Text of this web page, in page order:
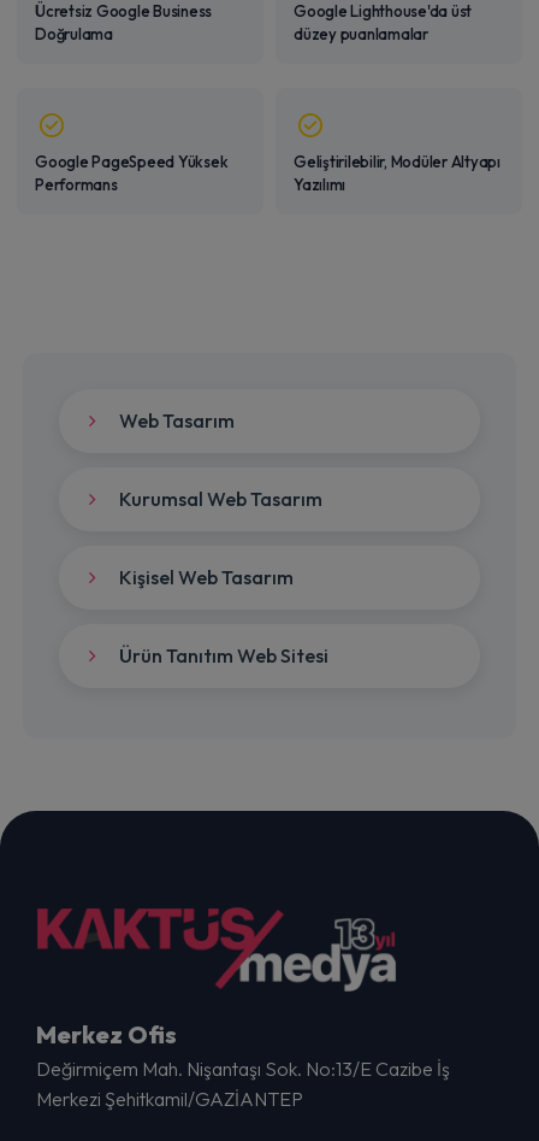
Ücretsiz Google Business
Doğrulama
Google Lighthouse'da üst
düzey puanlamalar
Google PageSpeed Yüksek
Performans
Geliştirilebilir, Modüler Altyapı
Yazılımı
Web Tasarım
Kurumsal Web Tasarım
Kişisel Web Tasarım
Ürün Tanıtım Web Sitesi
Merkez Ofis
Değirmiçem Mah. Nişantaşı Sok. No:13/E Cazibe İş
Merkezi Şehitkamil/GAZİANTEP